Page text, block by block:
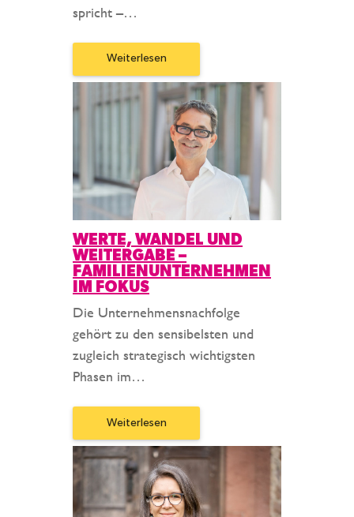
spricht –…
Weiterlesen
WERTE, WANDEL UND
WEITERGABE –
FAMILIENUNTERNEHMEN
IM FOKUS
Die Unternehmensnachfolge
gehört zu den sensibelsten und
zugleich strategisch wichtigsten
Phasen im…
Weiterlesen